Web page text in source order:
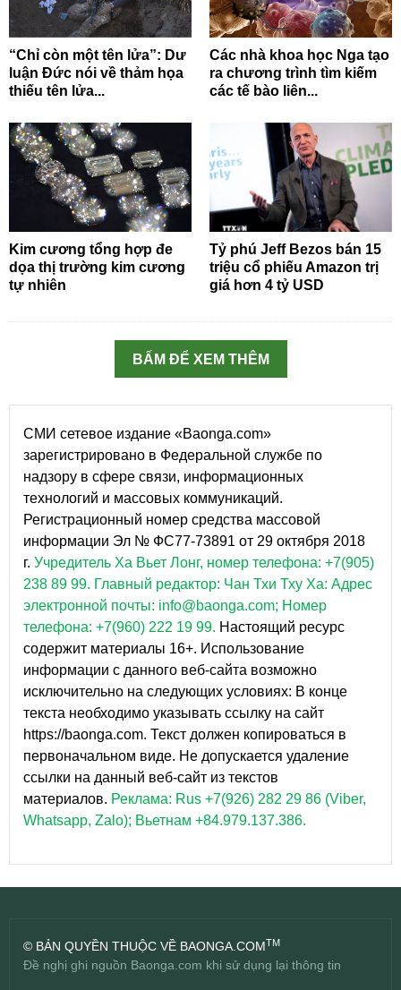
“Chỉ còn một tên lửa”: Dư
luận Đức nói về thảm họa
thiếu tên lửa...
Các nhà khoa học Nga tạo
ra chương trình tìm kiếm
các tế bào liên...
Kim cương tổng hợp đe
dọa thị trường kim cương
tự nhiên
Tỷ phú Jeff Bezos bán 15
triệu cổ phiếu Amazon trị
giá hơn 4 tỷ USD
BẤM ĐỂ XEM THÊM
СМИ сетевое издание «Baonga.com»
зарегистрировано в Федеральной службе по
надзору в сфере связи, информационных
технологий и массовых коммуникаций.
Регистрационный номер средства массовой
информации Эл № ФС77-73891 от 29 октября 2018
г. Учредитель Ха Вьет Лонг, номер телефона: +7(905)
238 89 99. Главный редактор: Чан Тхи Тху Ха: Адрес
электронной почты: info@baonga.com; Номер
телефона: +7(960) 222 19 99. Настоящий ресурс
содержит материалы 16+. Использование
информации с данного веб-сайта возможно
исключительно на следующих условиях: В конце
текста необходимо указывать ссылку на сайт
https://baonga.com. Текст должен копироваться в
первоначальном виде. Не допускается удаление
ссылки на данный веб-сайт из текстов
материалов. Реклама: Rus +7(926) 282 29 86 (Viber,
Whatsapp, Zalo); Вьетнам +84.979.137.386.
© BẢN QUYỀN THUỘC VỀ BAONGA.COMTM
Đề nghị ghi nguồn Baonga.com khi sử dụng lại thông tin